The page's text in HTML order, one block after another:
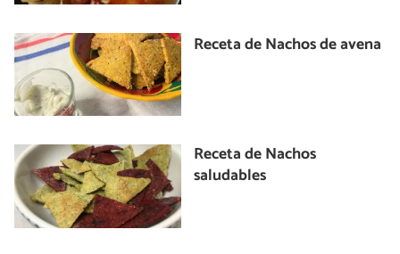
Receta de Nachos de avena
Receta de Nachos
saludables